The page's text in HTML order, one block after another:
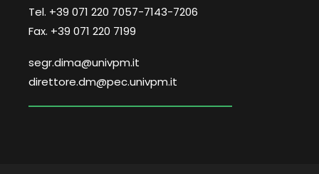
Tel. +39 071 220 7057-7143-7206
Fax. +39 071 220 7199
segr.dima@univpm.it
direttore.dm@pec.univpm.it